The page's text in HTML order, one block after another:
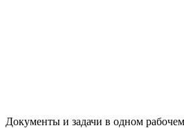
Документы и задачи в одном